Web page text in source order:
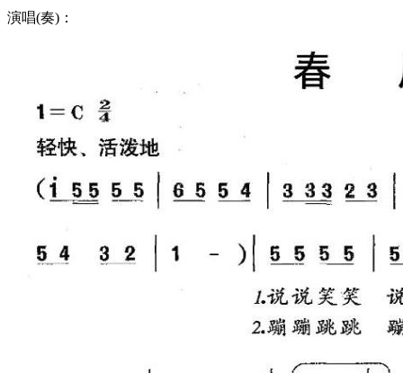
演唱(奏)：